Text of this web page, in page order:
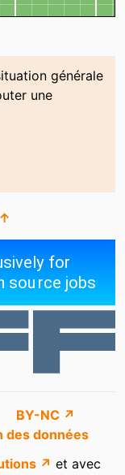
générale
une
BY-NC ↗
des données
↗ et avec